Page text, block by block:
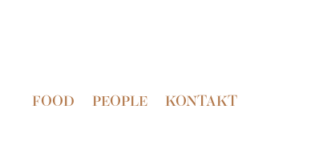
FOOD PEOPLE KONTAKT